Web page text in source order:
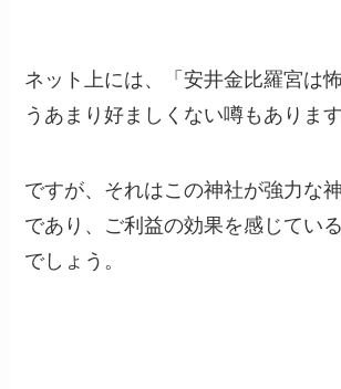
ネット上には、「安井金比羅宮は
うあまり好ましくない噂もあります
ですが、それはこの神社が強力な
であり、ご利益の効果を感じてい
でしょう。